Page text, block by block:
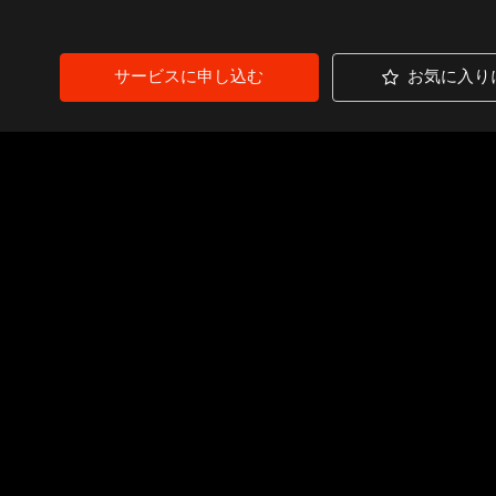
サービスに申し込む お気に入り